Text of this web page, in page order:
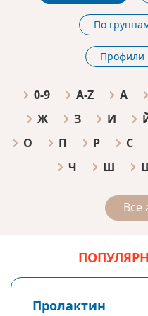
По
Профили
0-9 A-Z А
Ж
З И
О
П Р С
Ч
Ш
Все
Пролактин